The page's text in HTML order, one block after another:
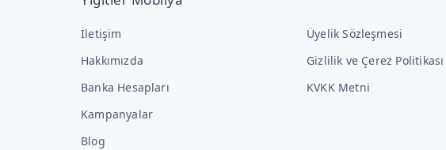
İletişim
Hakkımızda
Banka Hesapları
Kampanyalar
Blog
Üyelik Sözleşmesi
Gizlilik ve Çerez Politikası
KVKK Metni